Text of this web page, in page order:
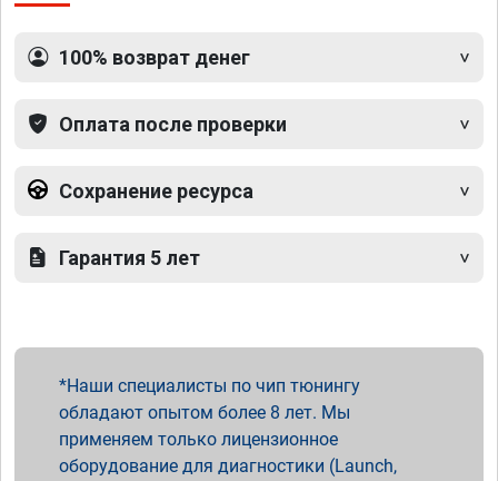
100% возврат денег
Оплата после проверки
Сохранение ресурса
Гарантия 5 лет
Наши специалисты по чип тюнингу
обладают опытом более 8 лет. Мы
применяем только лицензионное
оборудование для диагностики (Launch,